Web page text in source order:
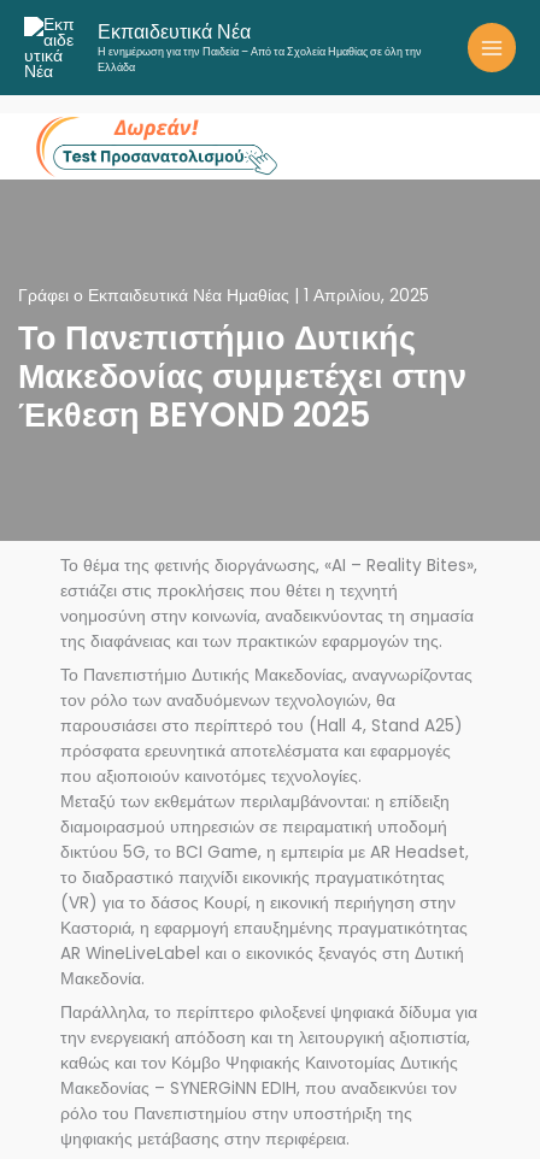
Μετάβαση
στο
περιεχόμενο
Εκπαιδευτικά Νέα
Η ενημέρωση για την Παιδεία – Από τα Σχολεία Ημαθίας σε όλη την
Ελλάδα
Γράφει ο Εκπαιδευτικά Νέα Ημαθίας 1 Απριλίου, 2025
Το Πανεπιστήμιο Δυτικής
Μακεδονίας συμμετέχει στην
Έκθεση BEYOND 2025
Το θέμα της φετινής διοργάνωσης, «AI – Reality Bites»,
εστιάζει στις προκλήσεις που θέτει η τεχνητή
νοημοσύνη στην κοινωνία, αναδεικνύοντας τη σημασία
της διαφάνειας και των πρακτικών εφαρμογών της.
Το Πανεπιστήμιο Δυτικής Μακεδονίας, αναγνωρίζοντας
τον ρόλο των αναδυόμενων τεχνολογιών, θα
παρουσιάσει στο περίπτερό του (Hall 4, Stand A25)
πρόσφατα ερευνητικά αποτελέσματα και εφαρμογές
που αξιοποιούν καινοτόμες τεχνολογίες.
Μεταξύ των εκθεμάτων περιλαμβάνονται: η επίδειξη
διαμοιρασμού υπηρεσιών σε πειραματική υποδομή
δικτύου 5G, το BCI Game, η εμπειρία με AR Headset,
το διαδραστικό παιχνίδι εικονικής πραγματικότητας
(VR) για το δάσος Κουρί, η εικονική περιήγηση στην
Καστοριά, η εφαρμογή επαυξημένης πραγματικότητας
AR WineLiveLabel και ο εικονικός ξεναγός στη Δυτική
Μακεδονία.
Παράλληλα, το περίπτερο φιλοξενεί ψηφιακά δίδυμα για
την ενεργειακή απόδοση και τη λειτουργική αξιοπιστία,
καθώς και τον Κόμβο Ψηφιακής Καινοτομίας Δυτικής
Μακεδονίας – SYNERGiNN EDIH, που αναδεικνύει τον
ρόλο του Πανεπιστημίου στην υποστήριξη της
ψηφιακής μετάβασης στην περιφέρεια.